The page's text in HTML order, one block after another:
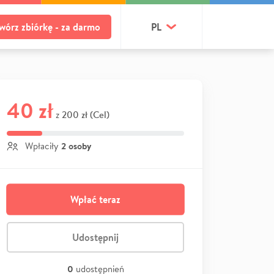
zbiórkę - za darmo PL
40 zł z 200 zł (Cel)
Wpłaciły 2 osoby
Wpłać teraz
Udostępnij
0 udostępnień